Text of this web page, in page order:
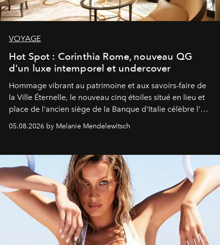
VOYAGE
Hot Spot : Corinthia Rome, nouveau QG
d'un luxe intemporel et undercover
Hommage vibrant au patrimoine et aux savoirs-faire de
la Ville Éternelle, le nouveau cinq étoiles situé en lieu et
place de l'ancien siège de la Banque d'Italie célèbre l'art
05.08.2026 by Melanie Mendelewitsch